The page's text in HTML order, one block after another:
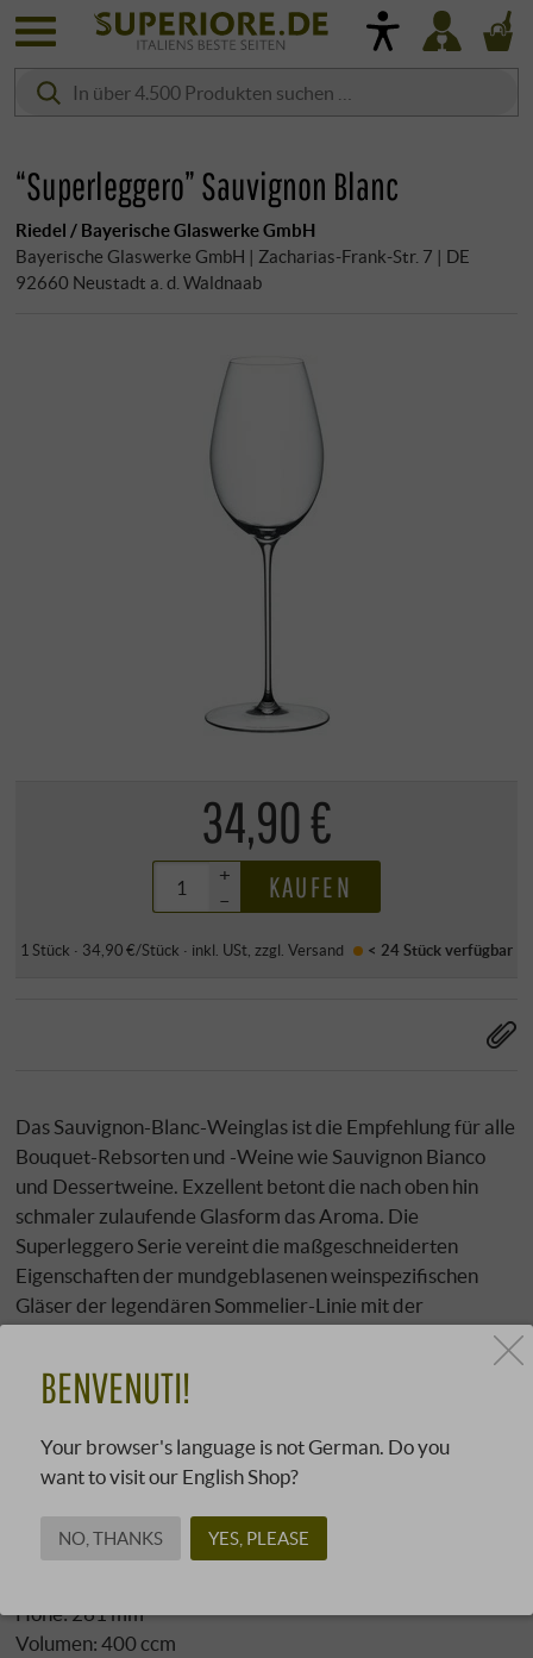
“Superleggero” Sauvignon Blanc
Riedel / Bayerische Glaswerke GmbH
Bayerische Glaswerke GmbH | Zacharias-Frank-Str. 7 | DE
92660 Neustadt a. d. Waldnaab
34,90 €
+
–
KAUFEN
1 Stück · 34,90 €/Stück · inkl. USt , zzgl.Versand < 24 Stückverfügbar
Das Sauvignon-Blanc-Weinglas ist die Empfehlung für alle
Bouquet-Rebsorten und -Weine wie Sauvignon Bianco
und Dessertweine. Exzellent betont die nach oben hin
schmaler zulaufende Glasform das Aroma. Die
Superleggero Serie vereint die maßgeschneiderten
Eigenschaften der mundgeblasenen weinspezifischen
Gläser der legendären Sommelier-Linie mit der
Perfekt auf die einzelnen Weinsorten angepasst, steigern
die hochwertigen Gläser jeden noch so genussvollen
Besonders geeignet für: Weine aus bouquetreichen
Gewürztraminer und Zibibbo, Vin Santo, Passito und
andere Desserweine
Höhe: 261 mm
Volumen: 400 ccm
BENVENUTI!
Your browser's language is not German. Do you
want to visit our English Shop?
NO, THANKS YES, PLEASE